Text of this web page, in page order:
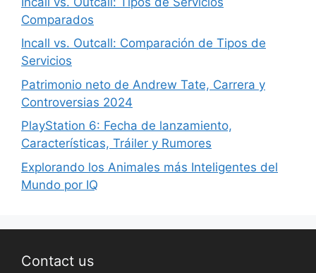
Comparados
Incall vs. Outcall: Comparación de Tipos de
Servicios
Patrimonio neto de Andrew Tate, Carrera y
Controversias 2024
PlayStation 6: Fecha de lanzamiento,
Características, Tráiler y Rumores
Explorando los Animales más Inteligentes del
Mundo por IQ
Contact us